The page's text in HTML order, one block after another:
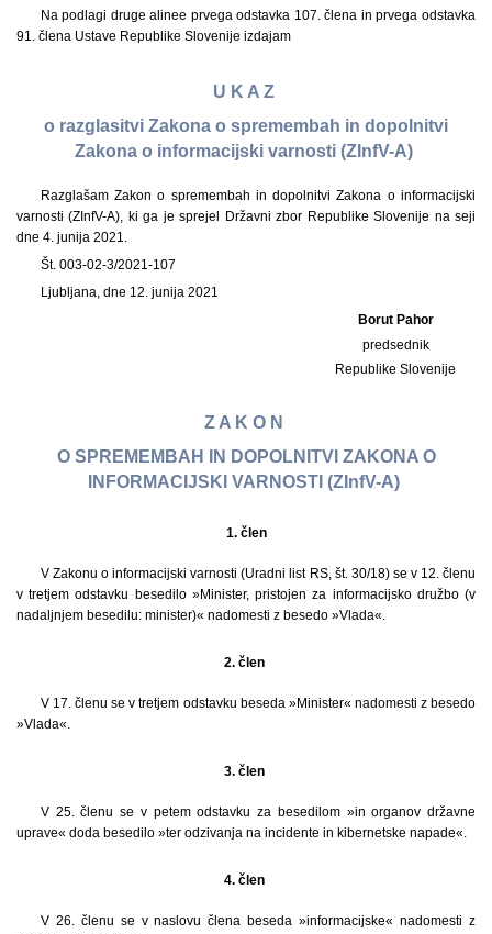
Na podlagi druge alinee prvega odstavka 107. člena in prvega odstavka
91. člena Ustave Republike Slovenije izdajam
U K A Z
o razglasitvi Zakona o spremembah in dopolnitvi
Zakona o informacijski varnosti (ZInfV-A)
Razglašam Zakon o spremembah in dopolnitvi Zakona o informacijski
varnosti (ZInfV-A), ki ga je sprejel Državni zbor Republike Slovenije na seji
dne 4. junija 2021.
Št. 003-02-3/2021-107
Ljubljana, dne 12. junija 2021
Borut Pahor
predsednik
Republike Slovenije
Z A K O N
O SPREMEMBAH IN DOPOLNITVI ZAKONA O
INFORMACIJSKI VARNOSTI (ZInfV-A)
1. člen
V Zakonu o informacijski varnosti (Uradni list RS, št. 30/18) se v 12. členu
v tretjem odstavku besedilo »Minister, pristojen za informacijsko družbo (v
nadaljnjem besedilu: minister)« nadomesti z besedo »Vlada«.
2. člen
V 17. členu se v tretjem odstavku beseda »Minister« nadomesti z besedo
»Vlada«.
3. člen
V 25. členu se v petem odstavku za besedilom »in organov državne
uprave« doda besedilo »ter odzivanja na incidente in kibernetske napade«.
4. člen
V 26. členu se v naslovu člena beseda »informacijske« nadomesti z